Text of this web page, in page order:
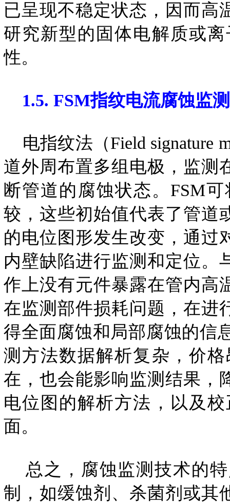
已呈现不稳定状态，因而高
研究新型的固体电解质或
性。
1.5. FSM指纹电流腐蚀监测
电指纹法（Field signature
道外周布置多组电极，监测
断管道的腐蚀状态。FSM
较，这些初始值代表了管道
的电位图形发生改变，通过
内壁缺陷进行监测和定位。
作上没有元件暴露在管内高
在监测部件损耗问题，在进
得全面腐蚀和局部腐蚀的信
测方法数据解析复杂，价
在，也会能影响监测结果，
电位图的解析方法，以及
面。
总之，腐蚀监测技术的特
制，如缓蚀剂、杀菌剂或其